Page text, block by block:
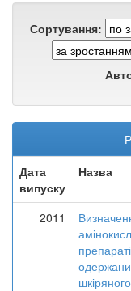
Сортування:
Дата
випуску
Назва
2011